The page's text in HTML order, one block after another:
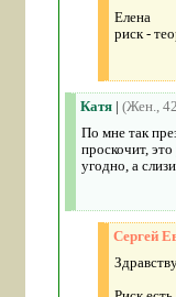
Елена
риск -
Катя | (Жен.,
По мне так
проскочит,
угодно, а
Сергей